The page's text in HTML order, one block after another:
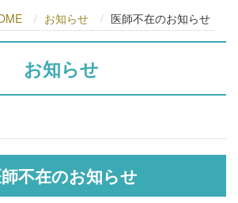
お知らせ 医師不在のお知らせ
お知らせ
不在のお知らせ